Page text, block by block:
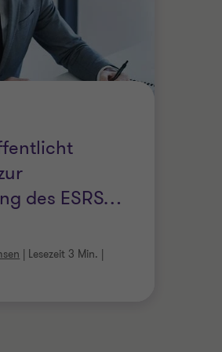
des ESRS…
| Lesezeit 3 Min. |